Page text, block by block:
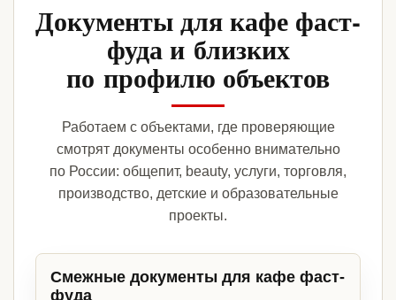
Документы для кафе фаст-
фуда и близких
по профилю объектов
Работаем с объектами, где проверяющие
смотрят документы особенно внимательно
по России: общепит, beauty, услуги, торговля,
производство, детские и образовательные
проекты.
Смежные документы для кафе фаст-
фуда